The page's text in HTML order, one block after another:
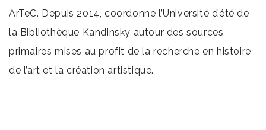
ArTeC. Depuis 2014, coordonne l’Université d’été de
la Bibliothèque Kandinsky autour des sources
primaires mises au profit de la recherche en histoire
de l’art et la création artistique.